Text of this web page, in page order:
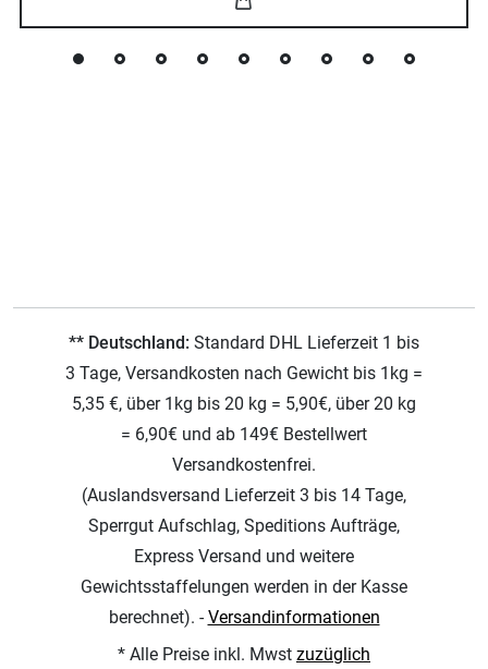
** Deutschland: Standard DHL Lieferzeit 1 bis
3 Tage, Versandkosten nach Gewicht bis 1kg =
5,35 €, über 1kg bis 20 kg = 5,90€, über 20 kg
= 6,90€ und ab 149€ Bestellwert
Versandkostenfrei.
(Auslandsversand Lieferzeit 3 bis 14 Tage,
Sperrgut Aufschlag, Speditions Aufträge,
Express Versand und weitere
Gewichtsstaffelungen werden in der Kasse
berechnet). -Versandinformationen
* Alle Preise inkl. Mwst zuzüglich